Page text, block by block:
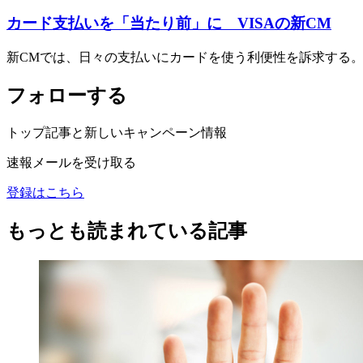
カード支払いを「当たり前」に VISAの新CM
新CMでは、日々の支払いにカードを使う利便性を訴求する。
フォローする
トップ記事と新しいキャンペーン情報
速報メールを受け取る
登録はこちら
もっとも読まれている記事